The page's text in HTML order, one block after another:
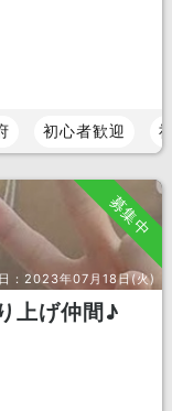
初心者歓迎
募集中
： 2023年07月18日(火)
上げ仲間♪